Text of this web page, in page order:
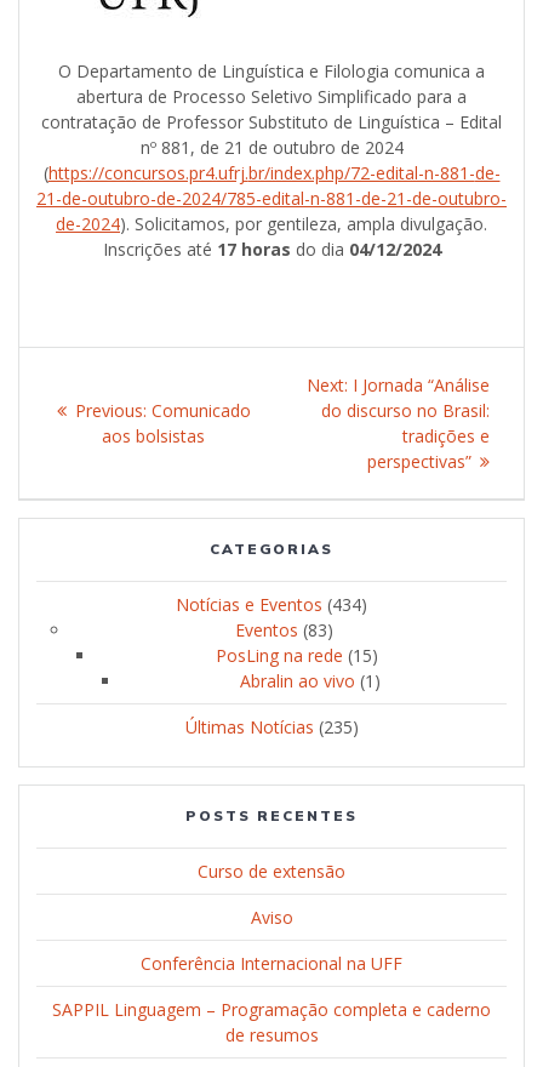
O Departamento de Linguística e Filologia comunica a
abertura de Processo Seletivo Simplificado para a
contratação de Professor Substituto de Linguística – Edital
nº 881, de 21 de outubro de 2024
(https://concursos.pr4.ufrj.br/index.php/72-edital-n-881-de-
21-de-outubro-de-2024/785-edital-n-881-de-21-de-outubro-
de-2024). Solicitamos, por gentileza, ampla divulgação.
Inscrições até 17 horas do dia 04/12/2024
navigation
Previous: Previous
post:
Comunicado
aos bolsistas
Next: Next
post:
I Jornada “Análise
do discurso no Brasil:
tradições e
perspectivas”
CATEGORIAS
Notícias e Eventos (434)
Eventos (83)
PosLing na rede (15)
Abralin ao vivo (1)
Últimas Notícias (235)
POSTS RECENTES
Curso de extensão
Aviso
Conferência Internacional na UFF
SAPPIL Linguagem – Programação completa e caderno
de resumos